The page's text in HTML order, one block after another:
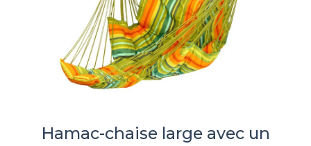
Hamac-chaise large avec un